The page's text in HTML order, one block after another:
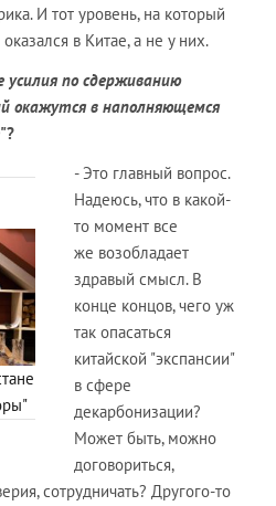
И тот уровень, на который
в Китае, а не у них.
по сдерживанию
окажутся в наполняющемся
"?
- Это главный вопрос.
Надеюсь, что в какой-
то момент все
же возобладает
здравый смысл. В
конце концов, чего уж
так опасаться
китайской "экспансии"
в сфере
декарбонизации?
Может быть, можно
договориться,
сотрудничать? Другого-то